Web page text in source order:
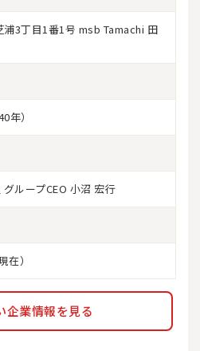
3丁目1番1号 msb Tamachi 田
年）
ループCEO 小沼 宏行
）
企業情報を見る